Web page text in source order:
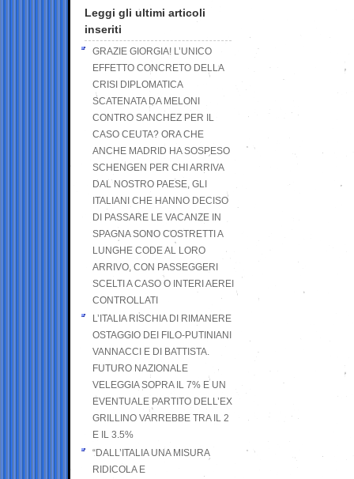
Leggi gli ultimi articoli
inseriti
GRAZIE GIORGIA! L’UNICO
EFFETTO CONCRETO DELLA
CRISI DIPLOMATICA
SCATENATA DA MELONI
CONTRO SANCHEZ PER IL
CASO CEUTA? ORA CHE
ANCHE MADRID HA SOSPESO
SCHENGEN PER CHI ARRIVA
DAL NOSTRO PAESE, GLI
ITALIANI CHE HANNO DECISO
DI PASSARE LE VACANZE IN
SPAGNA SONO COSTRETTI A
LUNGHE CODE AL LORO
ARRIVO, CON PASSEGGERI
SCELTI A CASO O INTERI AEREI
CONTROLLATI
L’ITALIA RISCHIA DI RIMANERE
OSTAGGIO DEI FILO-PUTINIANI
VANNACCI E DI BATTISTA.
FUTURO NAZIONALE
VELEGGIA SOPRA IL 7% E UN
EVENTUALE PARTITO DELL’EX
GRILLINO VARREBBE TRA IL 2
E IL 3.5%
“DALL’ITALIA UNA MISURA
RIDICOLA E